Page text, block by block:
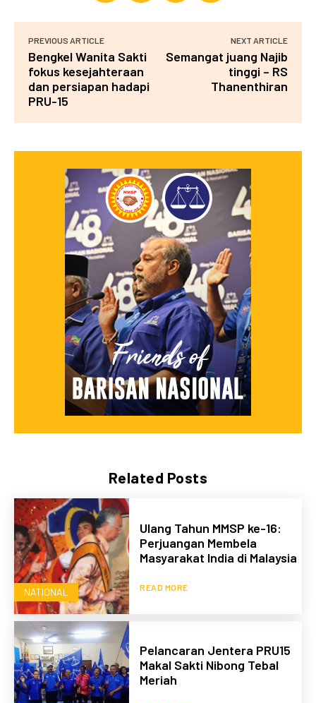
Related Posts
NATIONAL
Ulang Tahun MMSP ke-16:
Perjuangan Membela
Masyarakat India di Malaysia
READ MORE
Pelancaran Jentera PRU15
Makal Sakti Nibong Tebal
Meriah
PREVIOUS ARTICLE
Bengkel Wanita Sakti
fokus kesejahteraan
dan persiapan hadapi
PRU-15
NEXT ARTICLE
Semangat juang Najib
tinggi – RS
Thanenthiran